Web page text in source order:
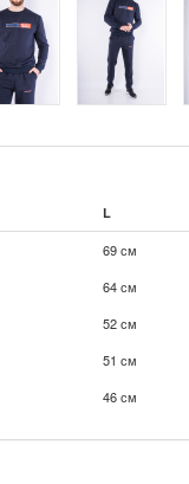
L
69 см
64 см
52 см
51 см
46 см